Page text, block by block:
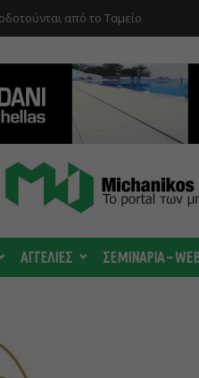
από το Ταμείο
ΑΓΓΕΛΙΕΣ ΣΕΜΙΝΑΡΙΑ –